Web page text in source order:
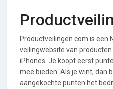
Productveilingen.com is een
veilingwebsite van
iPhones. Je koopt eerst
mee bieden. Als je wint, dan
aangekochte punten het